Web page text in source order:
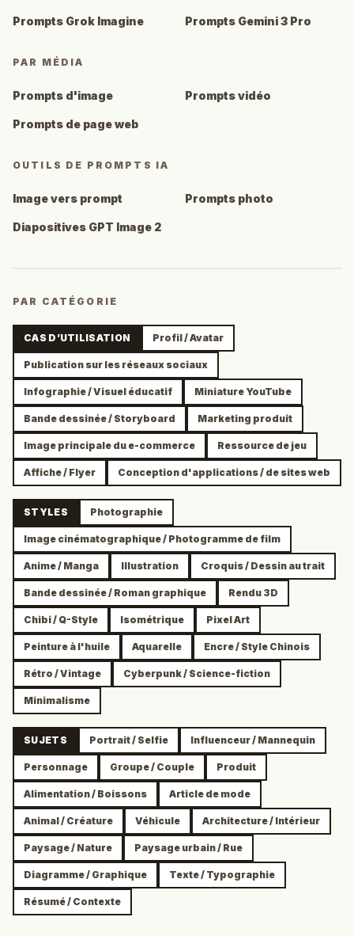
Prompts Grok Imagine Prompts Gemini 3 Pro
PAR MÉDIA
Prompts d'image Prompts vidéo
Prompts de page web
OUTILS DE PROMPTS IA
Image vers prompt Prompts photo
Diapositives GPT Image 2
PAR CATÉGORIE
CAS D’UTILISATION Profil / Avatar
Publication sur les réseaux sociaux
Infographie / Visuel éducatif Miniature YouTube
Bande dessinée / Storyboard Marketing produit
Image principale du e-commerce Ressource de jeu
Affiche / Flyer Conception d'applications / de sites web
STYLES Photographie
Image cinématographique / Photogramme de film
Anime / Manga Illustration Croquis / Dessin au trait
Bande dessinée / Roman graphique Rendu 3D
Chibi / Q-Style Isométrique Pixel Art
Peinture à l'huile Aquarelle Encre / Style Chinois
Rétro / Vintage Cyberpunk / Science-fiction
Minimalisme
SUJETS Portrait / Selfie Influenceur / Mannequin
Personnage Groupe / Couple Produit
Alimentation / Boissons Article de mode
Animal / Créature Véhicule Architecture / Intérieur
Paysage / Nature Paysage urbain / Rue
Diagramme / Graphique Texte / Typographie
Résumé / Contexte